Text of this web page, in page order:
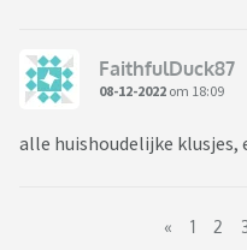
FaithfulDuck87
08-12-2022 om 18:09
alle huishoudelijke klusjes,
« 1 2